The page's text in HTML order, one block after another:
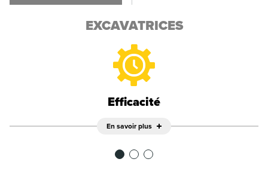
EXCAVATRICES
Efficacité
En savoir plus